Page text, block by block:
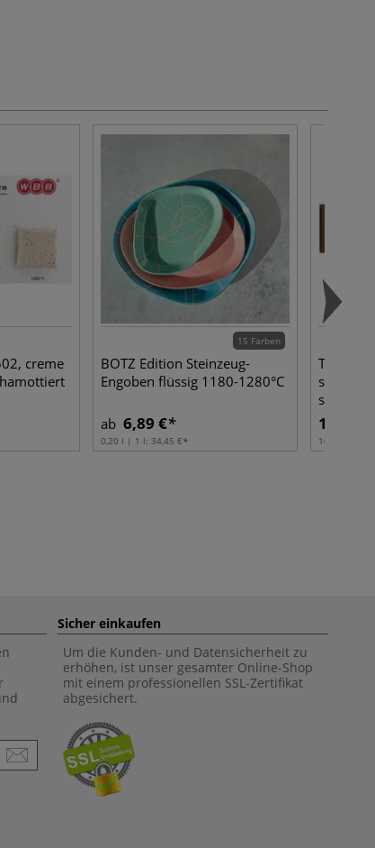
creme
15 Farben
BOTZ Edition Steinzeug-
Engoben flüssig 1180-1280°C
ab 6,89 €
0,20 l | 1 l: 34,45 €
13,61 €
10 kg | 1 kg:
Sicher einkaufen
Um die Kunden- und Datensicherheit zu
erhöhen, ist unser gesamter Online-Shop
mit einem professionellen SSL-Zertifikat
abgesichert.